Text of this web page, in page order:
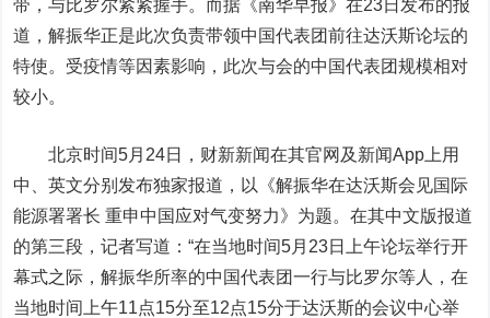
带，与比罗尔紧紧握手。而据《南华早报》在23日发布的报
道，解振华正是此次负责带领中国代表团前往达沃斯论坛的
特使。受疫情等因素影响，此次与会的中国代表团规模相对
较小。
北京时间5月24日，财新新闻在其官网及新闻App上用
中、英文分别发布独家报道，以《解振华在达沃斯会见国际
能源署署长 重申中国应对气变努力》为题。在其中文版报道
的第三段，记者写道：“在当地时间5月23日上午论坛举行开
幕式之际，解振华所率的中国代表团一行与比罗尔等人，在
当地时间上午11点15分至12点15分于达沃斯的会议中心举